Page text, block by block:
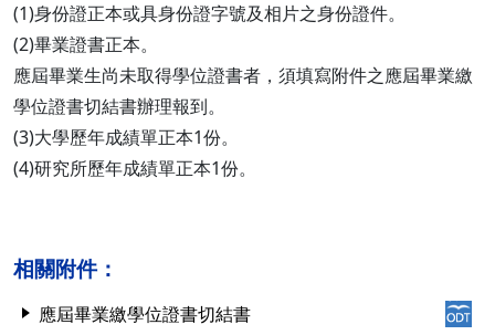
(1)身份證正本或具身份證字號及相片之身份證件。
(2)畢業證書正本。
應屆畢業生尚未取得學位證書者，須填寫附件之應屆畢業繳
學位證書切結書辦理報到。
(3)大學歷年成績單正本1份。
(4)研究所歷年成績單正本1份。
相關附件：
應屆畢業繳學位證書切結書